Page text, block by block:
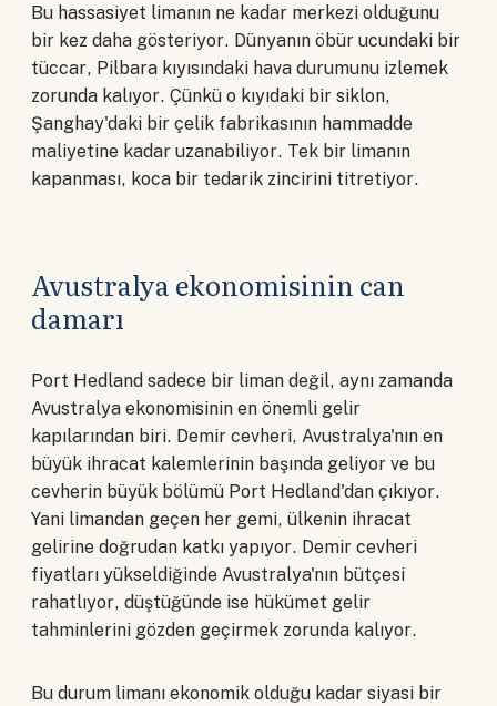
Bu hassasiyet limanın ne kadar merkezi olduğunu
bir kez daha gösteriyor. Dünyanın öbür ucundaki bir
tüccar, Pilbara kıyısındaki hava durumunu izlemek
zorunda kalıyor. Çünkü o kıyıdaki bir siklon,
Şanghay'daki bir çelik fabrikasının hammadde
maliyetine kadar uzanabiliyor. Tek bir limanın
kapanması, koca bir tedarik zincirini titretiyor.
Avustralya ekonomisinin can
damarı
Port Hedland sadece bir liman değil, aynı zamanda
Avustralya ekonomisinin en önemli gelir
kapılarından biri. Demir cevheri, Avustralya'nın en
büyük ihracat kalemlerinin başında geliyor ve bu
cevherin büyük bölümü Port Hedland'dan çıkıyor.
Yani limandan geçen her gemi, ülkenin ihracat
gelirine doğrudan katkı yapıyor. Demir cevheri
fiyatları yükseldiğinde Avustralya'nın bütçesi
rahatlıyor, düştüğünde ise hükümet gelir
tahminlerini gözden geçirmek zorunda kalıyor.
Bu durum limanı ekonomik olduğu kadar siyasi bir